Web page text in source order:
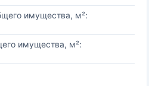
имущества, м²:
имущества, м²: